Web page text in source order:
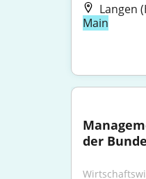
Langen
Main
der